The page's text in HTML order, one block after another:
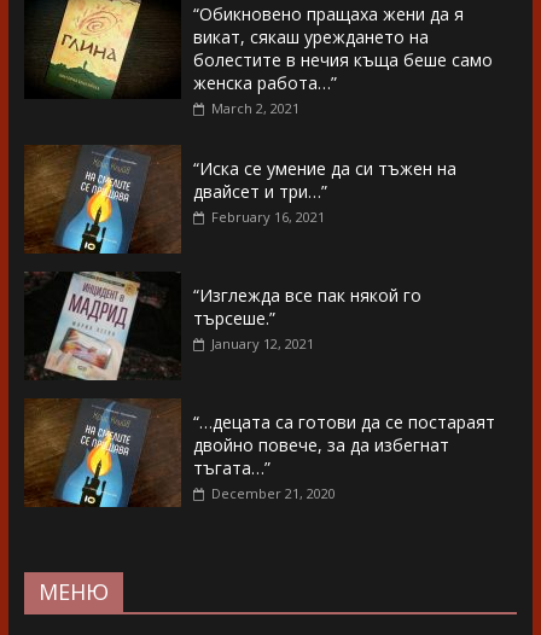
“Обикновено пращаха жени да я
викат, сякаш уреждането на
болестите в нечия къща беше само
женска работа…”
March 2, 2021
“Иска се умение да си тъжен на
двайсет и три…”
February 16, 2021
“Изглежда все пак някой го
търсеше.”
January 12, 2021
“…децата са готови да се постараят
двойно повече, за да избегнат
тъгата…”
December 21, 2020
МЕНЮ